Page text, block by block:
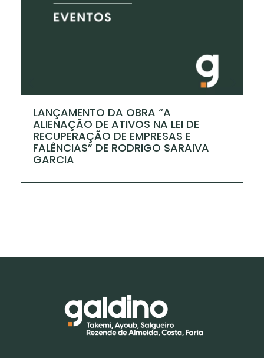
LANÇAMENTO DA OBRA “A
ALIENAÇÃO DE ATIVOS NA LEI DE
RECUPERAÇÃO DE EMPRESAS E
FALÊNCIAS” DE RODRIGO SARAIVA
GARCIA